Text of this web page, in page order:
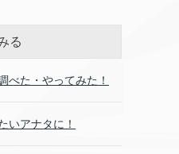
る
べた・やってみた！
いアナタに！